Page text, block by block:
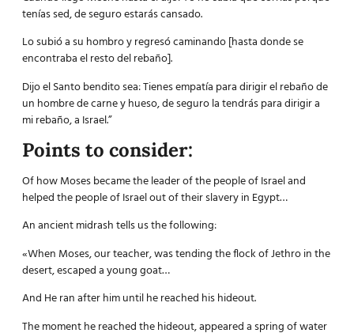
tenías sed, de seguro estarás cansado.
Lo subió a su hombro y regresó caminando [hasta donde se
encontraba el resto del rebaño].
Dijo el Santo bendito sea: Tienes empatía para dirigir el rebaño de
un hombre de carne y hueso, de seguro la tendrás para dirigir a
mi rebaño, a Israel.”
Points to consider:
Of how Moses became the leader of the people of Israel and
helped the people of Israel out of their slavery in Egypt…
An ancient midrash tells us the following:
«When Moses, our teacher, was tending the flock of Jethro in the
desert, escaped a young goat…
And He ran after him until he reached his hideout.
The moment he reached the hideout, appeared a spring of water